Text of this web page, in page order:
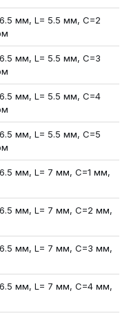
мм, L= 5.5 мм, С=2
мм, L= 5.5 мм, С=3
мм, L= 5.5 мм, С=4
мм, L= 5.5 мм, С=5
мм, L= 7 мм, С=1 мм,
мм, L= 7 мм, С=2 мм,
мм, L= 7 мм, С=3 мм,
мм, L= 7 мм, С=4 мм,